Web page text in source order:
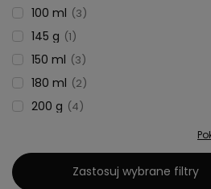
100 ml
3
145 g 1
150 ml 3
180 ml 2
200 g 4
Zastosuj wybrane filtry